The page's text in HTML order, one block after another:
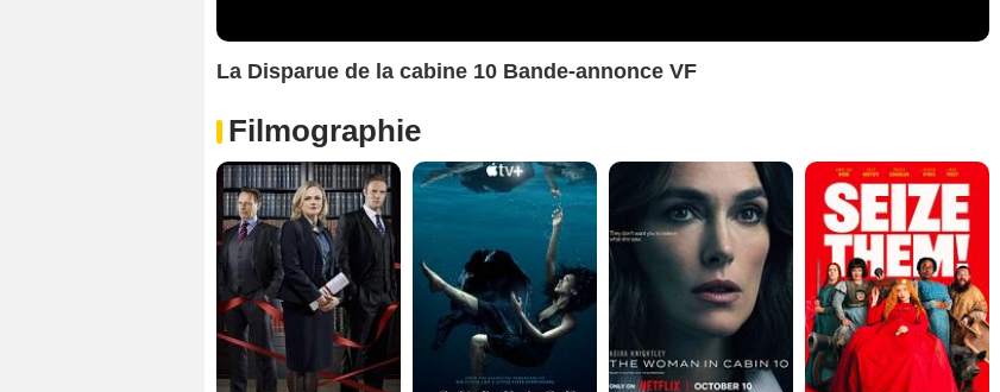
La Disparue de la cabine 10 Bande-annonce VF
Filmographie